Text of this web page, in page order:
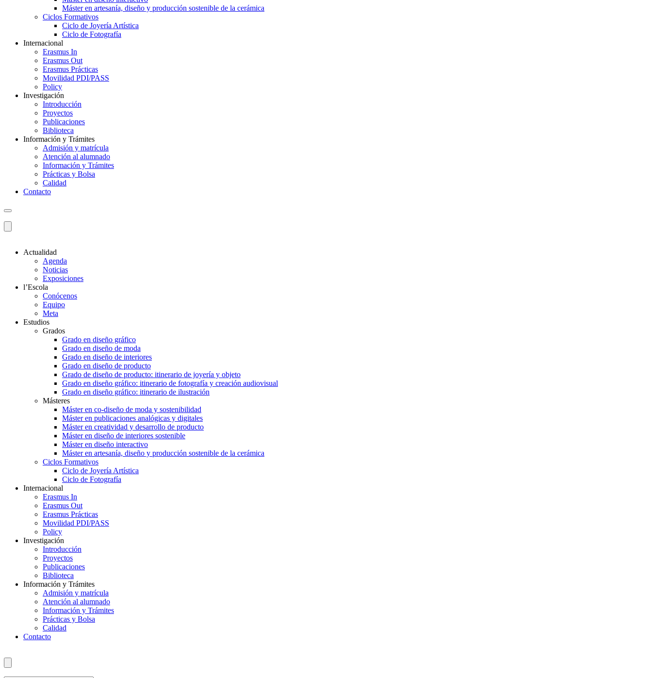
Máster en artesanía, diseño y producción sostenible de la cerámica
Ciclos Formativos
Ciclo de Joyería Artística
Ciclo de Fotografía
Internacional
Erasmus In
Erasmus Out
Erasmus Prácticas
Movilidad PDI/PASS
Policy
Investigación
Introducción
Proyectos
Publicaciones
Biblioteca
Información y Trámites
Admisión y matrícula
Atención al alumnado
Información y Trámites
Prácticas y Bolsa
Calidad
Contacto
Actualidad
Agenda
Noticias
Exposiciones
l’Escola
Conócenos
Equipo
Meta
Estudios
Grados
Grado en diseño gráfico
Grado en diseño de moda
Grado en diseño de interiores
Grado en diseño de producto
Grado de diseño de producto: itinerario de joyería y objeto
Grado en diseño gráfico: itinerario de fotografía y creación audiovisual
Grado en diseño gráfico: itinerario de ilustración
Másteres
Máster en co-diseño de moda y sostenibilidad
Máster en publicaciones analógicas y digitales
Máster en creatividad y desarrollo de producto
Máster en diseño de interiores sostenible
Máster en diseño interactivo
Máster en artesanía, diseño y producción sostenible de la cerámica
Ciclos Formativos
Ciclo de Joyería Artística
Ciclo de Fotografía
Internacional
Erasmus In
Erasmus Out
Erasmus Prácticas
Movilidad PDI/PASS
Policy
Investigación
Introducción
Proyectos
Publicaciones
Biblioteca
Información y Trámites
Admisión y matrícula
Atención al alumnado
Información y Trámites
Prácticas y Bolsa
Calidad
Contacto